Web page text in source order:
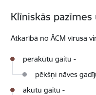
Klīniskās
Atkarībā no ĀCM vīrusa
perakūtu gaitu -
pēkšņi nāves
akūtu gaitu -